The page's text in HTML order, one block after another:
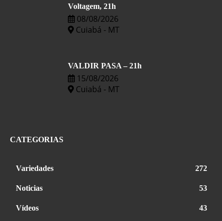
Voltagem, 21h
08/08/2026
Cuiabá - MT
VALDIR PASA – 21h
15/08/2026
Cuiabá - MT
CATEGORIAS
Variedades 272
Noticias 53
Vídeos 43